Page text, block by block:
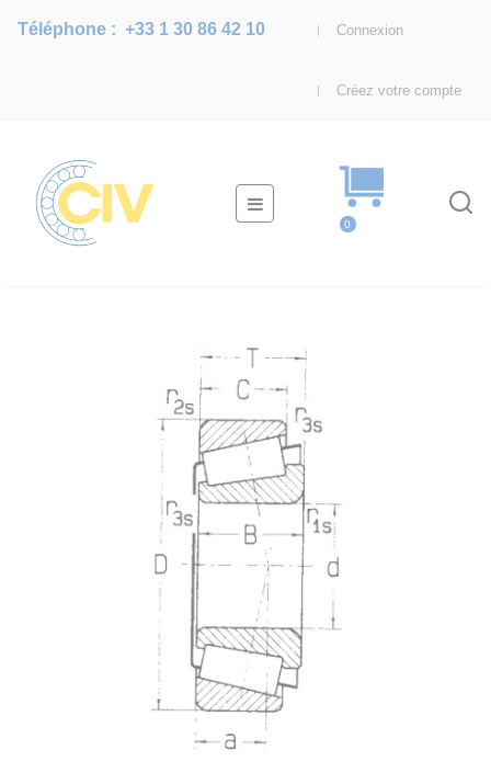
Connexion
Créez votre compte
Téléphone :+33 1 30 86 42 10
Basculer
la
☰
0